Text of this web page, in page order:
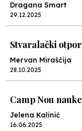
Dragana Smart
29.12.2025
Stvaralački otpor
Mervan Miraščija
28.10.2025
Camp Nou nauke
Jelena Kalinić
16.06.2025